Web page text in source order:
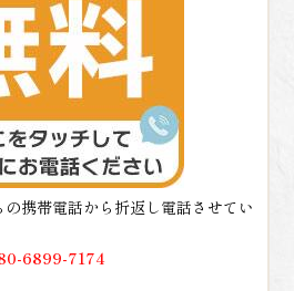
携帯電話から折返し電話させてい
6899-7174